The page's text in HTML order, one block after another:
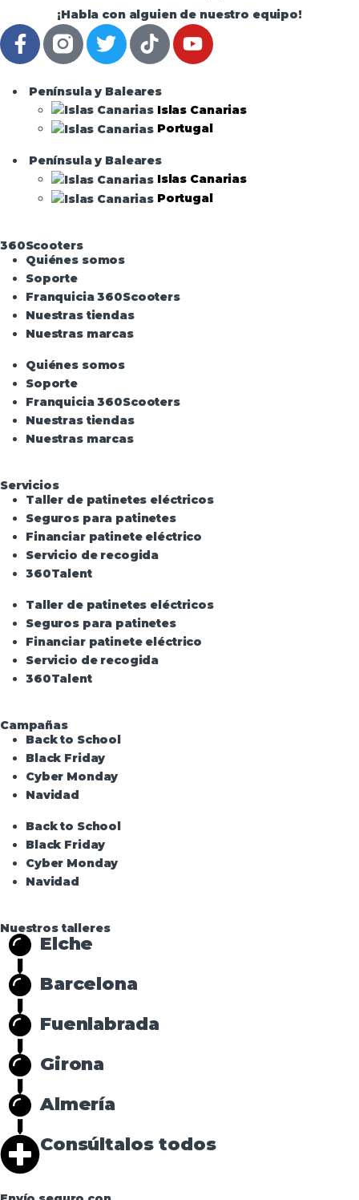
¡Habla con alguien de nuestro equipo!
Península y Baleares
Islas Canarias
Portugal
Península y Baleares
Islas Canarias
Portugal
360Scooters
Quiénes somos
Soporte
Franquicia 360Scooters
Nuestras tiendas
Nuestras marcas
Quiénes somos
Soporte
Franquicia 360Scooters
Nuestras tiendas
Nuestras marcas
Servicios
Taller de patinetes eléctricos
Seguros para patinetes
Financiar patinete eléctrico
Servicio de recogida
360Talent
Taller de patinetes eléctricos
Seguros para patinetes
Financiar patinete eléctrico
Servicio de recogida
360Talent
Campañas
Back to School
Black Friday
Cyber Monday
Navidad
Back to School
Black Friday
Cyber Monday
Navidad
Nuestros talleres
Elche
Barcelona
Fuenlabrada
Girona
Almería
Consúltalos todos